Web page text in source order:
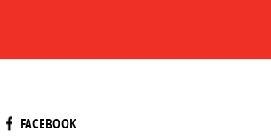
FACEBOOK